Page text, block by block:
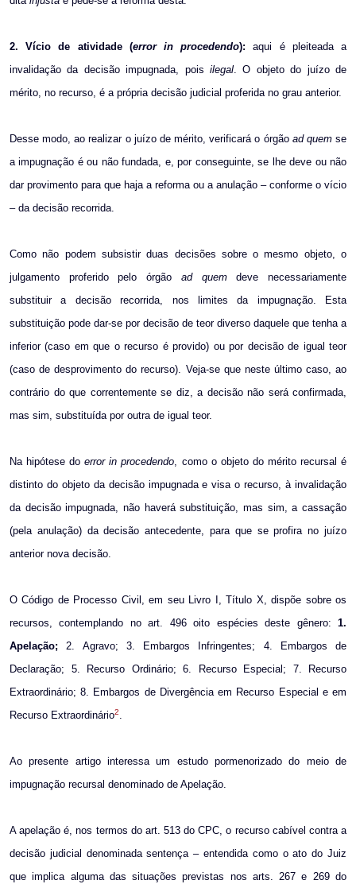
2. Vício de atividade (error in procedendo): aqui é pleiteada a
invalidação da decisão impugnada, pois ilegal. O objeto do juízo de
mérito, no recurso, é a própria decisão judicial proferida no grau anterior.
Desse modo, ao realizar o juízo de mérito, verificará o órgão ad quemse
a impugnação é ou não fundada, e, por conseguinte, se lhe deve ou não
dar provimento para que haja a reforma ou a anulação – conforme o vício
– da decisão recorrida.
Como não podem subsistir duas decisões sobre o mesmo objeto, o
julgamento proferido pelo órgão ad quemdeve necessariamente
substituir a decisão recorrida, nos limites da impugnação. Esta
substituição pode dar-se por decisão de teor diverso daquele que tenha a
inferior (caso em que o recurso é provido) ou por decisão de igual teor
(caso de desprovimento do recurso). Veja-se que neste último caso, ao
contrário do que correntemente se diz, a decisão não será confirmada,
mas sim, substituída por outra de igual teor.
Na hipótese doerror in procedendo, como o objeto do mérito recursal é
distinto do objeto da decisão impugnada e visa o recurso, à invalidação
da decisão impugnada, não haverá substituição, mas sim, a cassação
(pela anulação) da decisão antecedente, para que se profira no juízo
anterior nova decisão.
O Código de Processo Civil,em seu Livro I , Título X, dispõe sobre os
recursos, contemplando no art. 496 oito espécies deste gênero: 1.
Apelação;2. Agravo; 3. Embargos Infringentes; 4. Embargos de
Declaração; 5. Recurso Ordinário; 6. Recurso Especial; 7. Recurso
Extraordinário; 8. Embargos de Divergênciaem Recurso Especial e em
Recurso Extraordinário2.
Ao presente artigo interessa um estudo pormenorizado do meio de
impugnação recursal denominado de Apelação.
A apelação é, nos termos do art. 513 do CPC, o recurso cabível contra a
decisão judicial denominada sentença – entendida como o ato do Juiz
que implica alguma das situações previstas nos arts. 267 e 269 do